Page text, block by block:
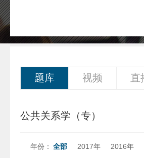
题库 视频 直
公共关系学（专）
年份： 全部 2017年 2016年